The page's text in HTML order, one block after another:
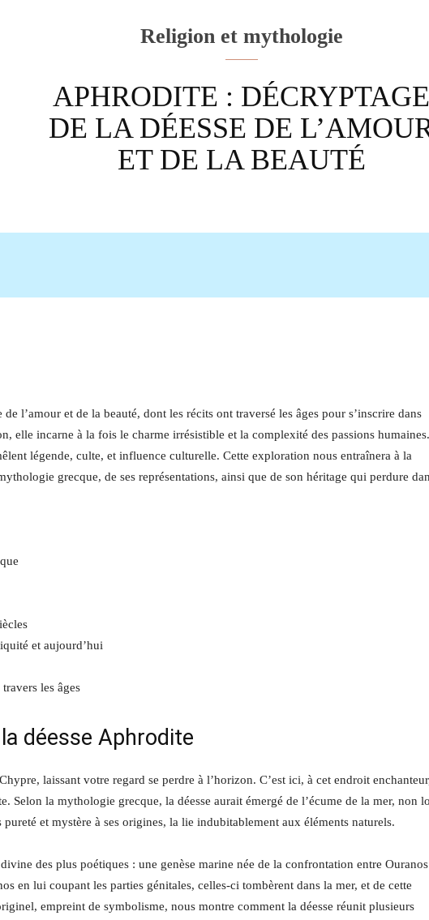
Religion et mythologie
APHRODITE : DÉCRYPTAGE
DE LA DÉESSE DE
ET DE LA BEAUTÉ
l’amour et de la beauté, dont les récits ont traversé les âges pour s’inscrire dans
elle incarne à la fois le charme irrésistible et la complexité des passions humaines.
légende, culte, et influence culturelle. Cette exploration nous entraînera à la
grecque, de ses représentations, ainsi que de son héritage qui perdure
et aujourd’hui
les âges
déesse Aphrodite
laissant votre regard se perdre à l’horizon. C’est ici, à cet endroit
Selon la mythologie grecque, la déesse aurait émergé de l’écume de la mer, non
et mystère à ses origines, la lie indubitablement aux éléments naturels.
des plus poétiques : une genèse marine née de la confrontation entre
en lui coupant les parties génitales, celles-ci tombèrent dans la mer, et de cette
empreint de symbolisme, nous montre comment la déesse réunit plusieurs